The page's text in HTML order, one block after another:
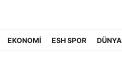
EKONOMİ ESH SPOR DÜNYA